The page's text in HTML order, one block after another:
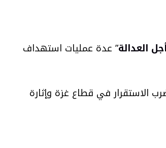
العدالة” عدة عمليات استهداف
الاستقرار في قطاع غزة وإثارة